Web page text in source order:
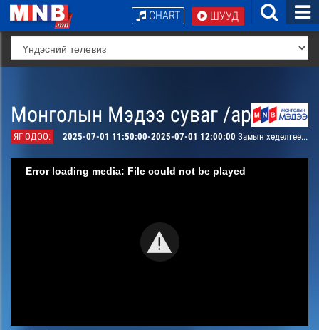
ШУУД
CHART
Монголын Мэдээ суваг /архив/
ЯГ ОДОО: 2025-07-01 11:50:00-2025-07-01 12:00:00 Замын хөдөлгөөний удирдлагын төвөөс мэдээлж байна
Error loading media: File could not be played